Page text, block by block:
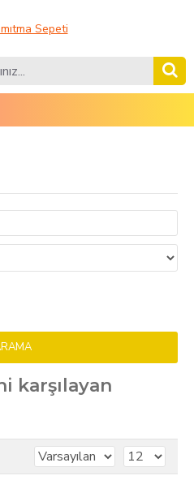
karşılayan